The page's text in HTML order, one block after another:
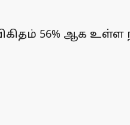
56% ஆக உள்ள